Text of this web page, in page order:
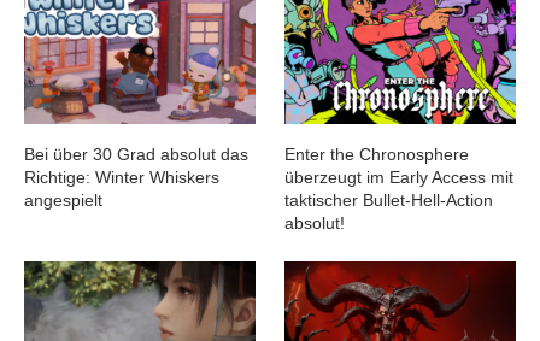
Bei über 30 Grad absolut das
Richtige: Winter Whiskers
angespielt
Enter the Chronosphere
überzeugt im Early Access mit
taktischer Bullet-Hell-Action
absolut!